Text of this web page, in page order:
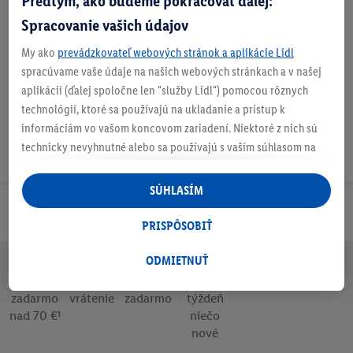
Nastaviť ako obľúbenú
Odoberaj Newsletter!
zadarmo
nad 70 €¹
vrátenie
zadarmo
týždeň
niečo
nové
Spracovanie vašich údajov
My ako prevádzkovateľ webových stránok a aplikácie Lidl
spracúvame vaše údaje na našich webových stránkach a v našej
aplikácii (ďalej spoločne len "služby Lidl") pomocou rôznych
technológií, ktoré sa používajú na ukladanie a prístup k
informáciám vo vašom koncovom zariadení. Niektoré z nich sú
technicky nevyhnutné alebo sa používajú s vaším súhlasom na
personalizovanú reklamu v rámci služieb Lidl aj mimo nich. Ak
ste účastníkom programu Lidl Plus, na tieto účely sa spracúvajú
aj údaje z vášho nákupného správania v obchode.
následne si vytvoríte účet Lidl Plus alebo sa prihlásite do svojho
tiež vytvoriť špeciálny online identifikátor z e-mailovej adresy,
ktorú tam uvediete, aby sme vás mohli rozpoznať v službách
prevádzkovaných tretími stranami a zobrazovať vám
ODMIETNUŤ
PRISPÔSOBIŤ
SÚHLASÍM